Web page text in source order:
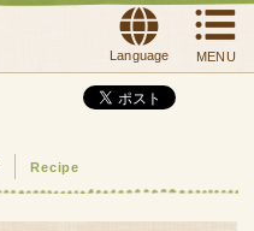
Language MENU
Recipe